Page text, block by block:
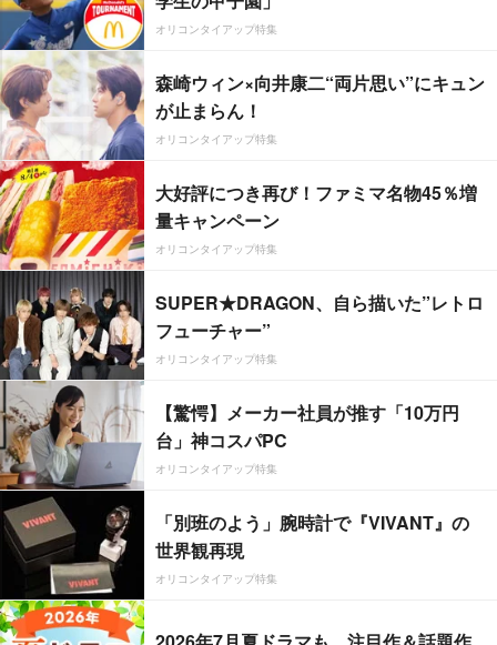
オリコンタイアップ特集
森崎ウィン×向井康二“両片思い”にキュン
が止まらん！
オリコンタイアップ特集
大好評につき再び！ファミマ名物45％増
量キャンペーン
オリコンタイアップ特集
SUPER★DRAGON、自ら描いた”レトロ
フューチャー”
オリコンタイアップ特集
【驚愕】メーカー社員が推す「10万円
台」神コスパPC
オリコンタイアップ特集
「別班のよう」腕時計で『VIVANT』の
世界観再現
オリコンタイアップ特集